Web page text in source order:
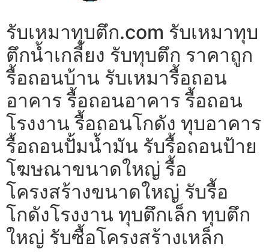
รับเหมาทุบตึก.com รับเหมาทุบ
ตึกน้ำเกลี้ยง รับทุบตึก ราคาถูก
รื้อถอนบ้าน รับเหมารื้อถอน
อาคาร รื้อถอนอาคาร รื้อถอน
โรงงาน รื้อถอนโกดัง ทุบอาคาร
รื้อถอนปั้มน้ำมัน รับรื้อถอนป้าย
โฆษณาขนาดใหญ่ รื้อ
โครงสร้างขนาดใหญ่ รับรื้อ
โกดังโรงงาน ทุบตึกเล็ก ทุบตึก
ใหญ่ รับซื้อโครงสร้างเหล็ก